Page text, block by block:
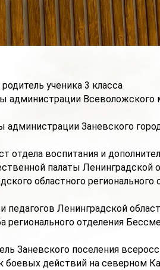
ученика 3 класса
Всеволожского
Заневского
отдела воспитания и
палаты Ленинградской
областного регионального
Ленинградской
отделения
Заневского поселения
боевых действий на северном